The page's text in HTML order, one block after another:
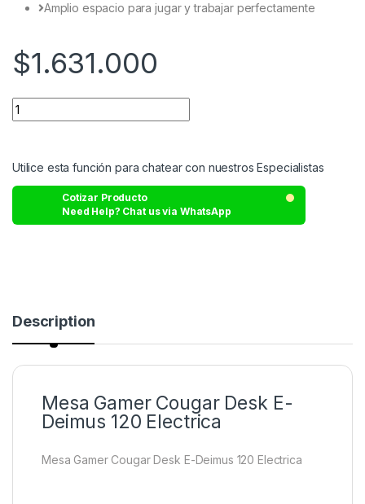
Amplio espacio para jugar y trabajar perfectamente
$1.631.000
Utilice esta función para chatear con nuestros Especialistas
Cotizar Producto
Need Help? Chat us via WhatsApp
Description
Mesa Gamer Cougar Desk E-
Deimus 120 Electrica
Mesa Gamer Cougar Desk E-Deimus 120 Electrica